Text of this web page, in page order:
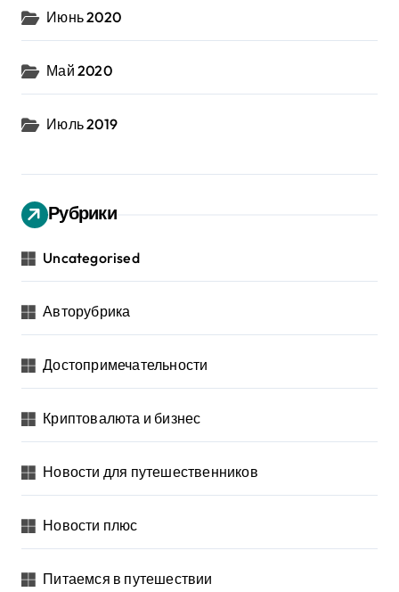
Июнь 2020
Май 2020
Июль 2019
Рубрики
Uncategorised
Авторубрика
Достопримечательности
Криптовалюта и бизнес
Новости для путешественников
Новости плюс
Питаемся в путешествии